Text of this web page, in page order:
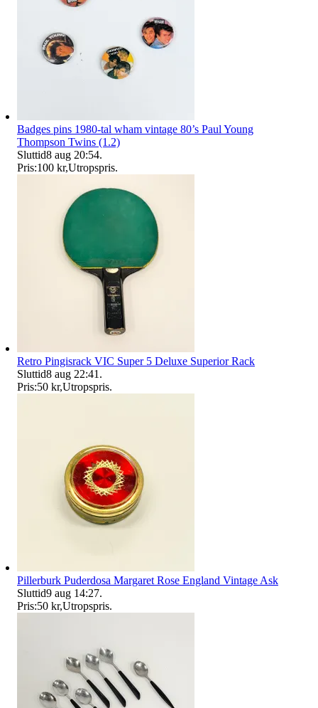
Badges pins 1980-tal wham vintage 80’s Paul Young
Thompson Twins (1.2)
Sluttid8 aug 20:54.
Pris:100 kr,Utropspris.
Retro Pingisrack VIC Super 5 Deluxe Superior Rack
Sluttid8 aug 22:41 .
Pris:50 kr,Utropspris.
Pillerburk Puderdosa Margaret Rose England Vintage Ask
Sluttid9 aug 14:27.
Pris:50 kr,Utropspris.